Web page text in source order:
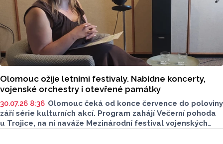
Olomouc ožije letními festivaly. Nabídne koncerty,
vojenské orchestry i otevřené památky
30.07.26 8:36 Olomouc čeká od konce července do poloviny
září série kulturních akcí. Program zahájí Večerní pohoda
u Trojice, na ni naváže Mezinárodní festival vojenských